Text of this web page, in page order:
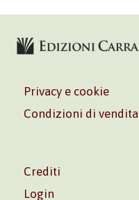
Privacy e cookie
Condizioni di vendita
Crediti
Login